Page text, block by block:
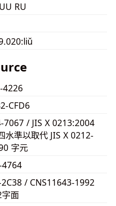
RU
4226
CFD6
7067 / JIS X 0213:2004
水準以取代 JIS X 0212-
字元
4764
/ CNS11643-1992
面